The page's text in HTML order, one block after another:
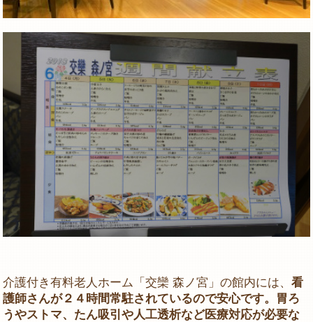
介護付き有料老人ホーム「交欒 森ノ宮」の館内には、看
護師さんが２４時間常駐されているので安心です。胃ろ
うやストマ、たん吸引や人工透析など医療対応が必要な